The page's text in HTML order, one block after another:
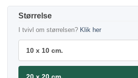
Størrelse
I tvivl om størrelsen? Klik her
10 x 10 cm.
20 x 20 cm.